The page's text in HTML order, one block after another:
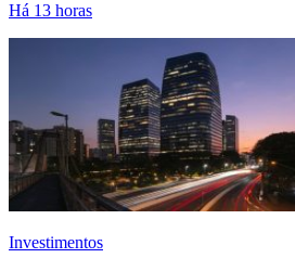
Há 13 horas
Investimentos